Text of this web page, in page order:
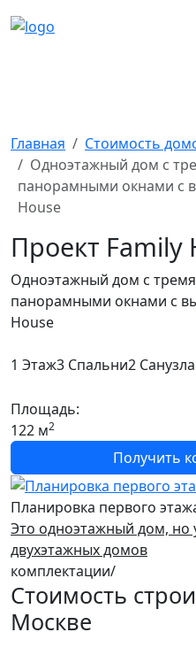
Главная
Стоимость
Одноэтажный дом с
панорамными окнами с
House
Проект Family
Одноэтажный дом с
панорамными окнами с
House
1 Этаж3 Спальни2 Санузла
Площадь:
122 м2
Получить
Планировка первого
Это одноэтажный дом, но
двухэтажных домов
комплектации/
Стоимость
Москве